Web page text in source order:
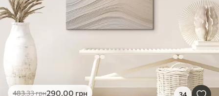
483.33грн290.00 грн